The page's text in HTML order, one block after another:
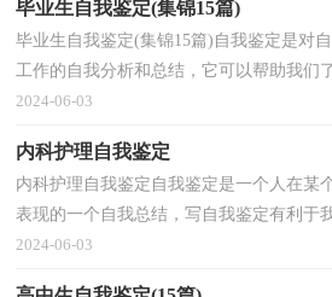
毕业生自我鉴定(集锦15篇)
毕业生自我鉴定(集锦15篇)自我鉴定是对
工作的自我分析和总结，它可以帮助我们
我们一起认真地写一份自我鉴定吧。自我
2024-06-03
内科护理自我鉴定
内科护理自我鉴定自我鉴定是一个人在某
表现的一个自我总结，写自我鉴定有利于
我们来制定一份自我鉴定吧。那么你知道
2024-06-03